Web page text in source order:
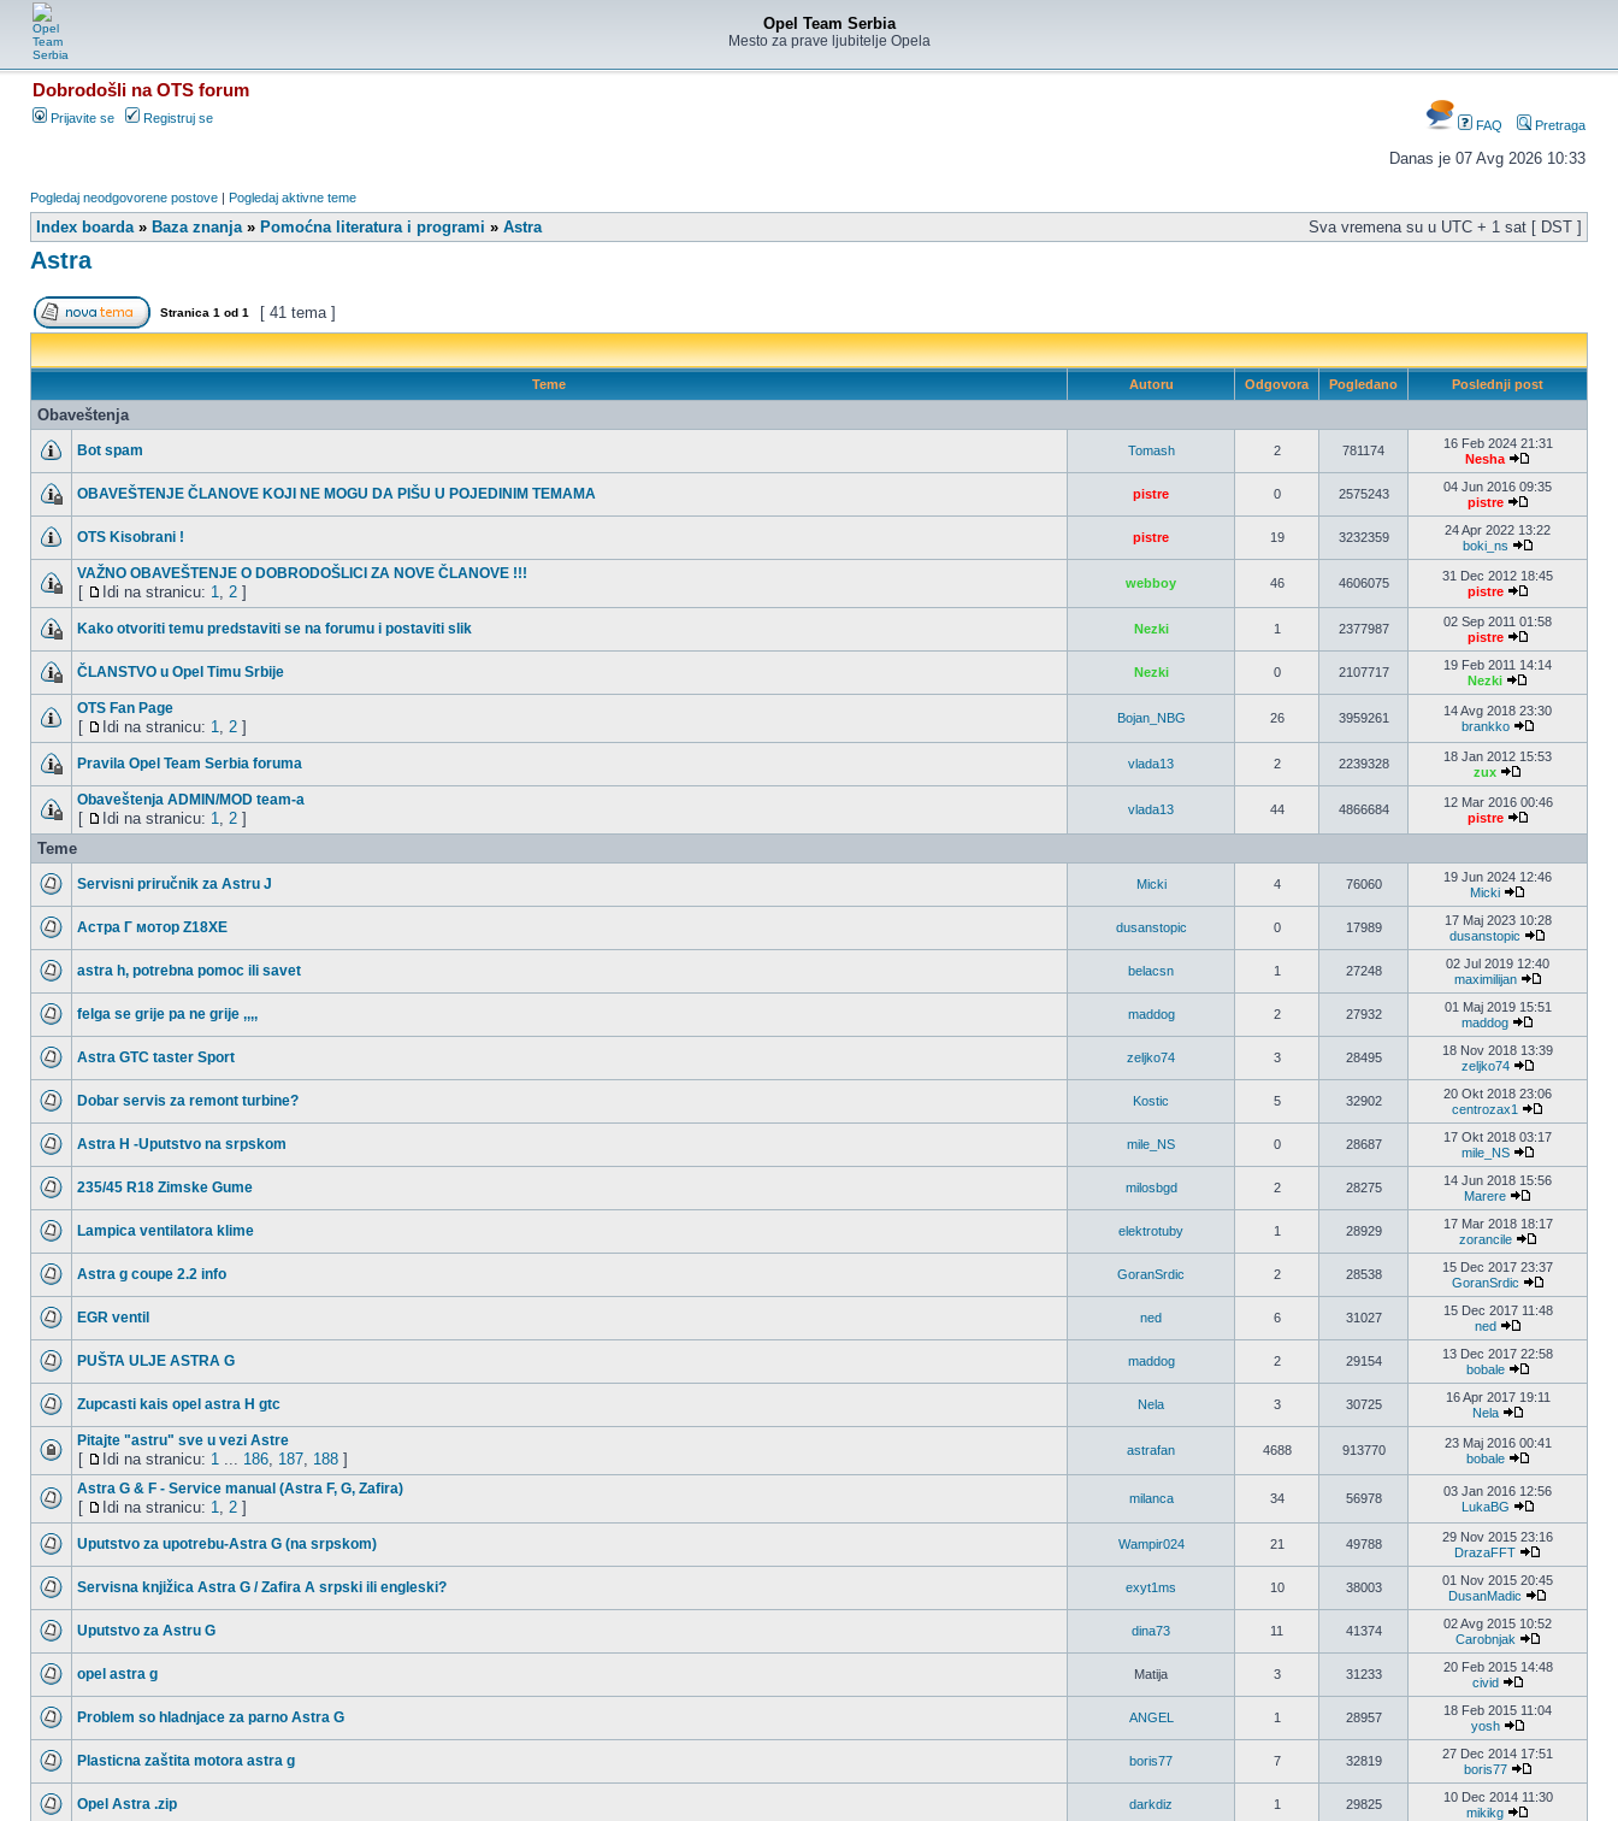
Opel Team Serbia
Mesto za prave ljubitelje Opela
Dobrodošli na OTS forum
Prijavite se Registruj se FAQ Pretraga
Danas je 07 Avg 2026 10:33
Pogledaj neodgovorene postove | Pogledaj aktivne teme
Index boarda» Baza znanja» Pomoćna literatura i programi » Astra Sva vremena su u UTC + 1 sat [ DST ]
Astra
Stranica 1 od 1 [ 41 tema ]
Teme Autoru Odgovora Pogledano Poslednji post
Obaveštenja
Bot spam Tomash 2 781174
16 Feb 2024 21:31
Nesha
OBAVEŠTENJE ČLANOVE KOJI NE MOGU DA PIŠU U POJEDINIM TEMAMA pistre 0 2575243
04 Jun 2016 09:35
pistre
OTS Kisobrani ! pistre 19 3232359
24 Apr 2022 13:22
boki_ns
VAŽNO OBAVEŠTENJE O DOBRODOŠLICI ZA NOVE ČLANOVE !!!
[ Idi na stranicu: 1, 2 ] webboy 46 4606075
31 Dec 2012 18:45
pistre
Kako otvoriti temu predstaviti se na forumu i postaviti slik Nezki 1 2377987
02 Sep 2011 01:58
pistre
ČLANSTVO u Opel Timu Srbije Nezki 0 2107717
19 Feb 2011 14:14
Nezki
OTS Fan Page
[ Idi na stranicu: 1, 2 ] Bojan_NBG 26 3959261
14 Avg 2018 23:30
brankko
Pravila Opel Team Serbia foruma vlada13 2 2239328
18 Jan 2012 15:53
zux
Obaveštenja ADMIN/MOD team-a
[ Idi na stranicu: 1, 2 ] vlada13 44 4866684
12 Mar 2016 00:46
pistre
Teme
Servisni priručnik za Astru J Micki 4 76060
19 Jun 2024 12:46
Micki
Астра Г мотор Z18XE dusanstopic 0 17989
17 Maj 2023 10:28
dusanstopic
astra h, potrebna pomoc ili savet belacsn 1 27248
02 Jul 2019 12:40
maximilijan
felga se grije pa ne grije ,,,, maddog 2 27932
01 Maj 2019 15:51
maddog
Astra GTC taster Sport zeljko74 3 28495
18 Nov 2018 13:39
zeljko74
Dobar servis za remont turbine? Kostic 5 32902
20 Okt 2018 23:06
centrozax1
Astra H -Uputstvo na srpskom mile_NS 0 28687
17 Okt 2018 03:17
mile_NS
235/45 R18 Zimske Gume milosbgd 2 28275
14 Jun 2018 15:56
Marere
Lampica ventilatora klime elektrotuby 1 28929
17 Mar 2018 18:17
zorancile
Astra g coupe 2.2 info GoranSrdic 2 28538
15 Dec 2017 23:37
GoranSrdic
EGR ventil ned 6 31027
15 Dec 2017 11:48
ned
PUŠTA ULJE ASTRA G maddog 2 29154
13 Dec 2017 22:58
bobale
Zupcasti kais opel astra H gtc Nela 3 30725
16 Apr 2017 19:11
Nela
Pitajte "astru" sve u vezi Astre
[ Idi na stranicu: 1 ... 186, 187, 188 ] astrafan 4688 913770
23 Maj 2016 00:41
bobale
Astra G & F - Service manual (Astra F, G, Zafira)
[ Idi na stranicu: 1, 2 ] milanca 34 56978
03 Jan 2016 12:56
LukaBG
Uputstvo za upotrebu-Astra G (na srpskom) Wampir024 21 49788
29 Nov 2015 23:16
DrazaFFT
Servisna knjižica Astra G / Zafira A srpski ili engleski? exyt1ms 10 38003
01 Nov 2015 20:45
DusanMadic
Uputstvo za Astru G dina73 11 41374
02 Avg 2015 10:52
Carobnjak
opel astra g Matija 3 31233
20 Feb 2015 14:48
civid
Problem so hladnjace za parno Astra G ANGEL 1 28957
18 Feb 2015 11:04
yosh
Plasticna zaštita motora astra g boris77 7 32819
27 Dec 2014 17:51
boris77
Opel Astra .zip darkdiz 1 29825
10 Dec 2014 11:30
mikikg